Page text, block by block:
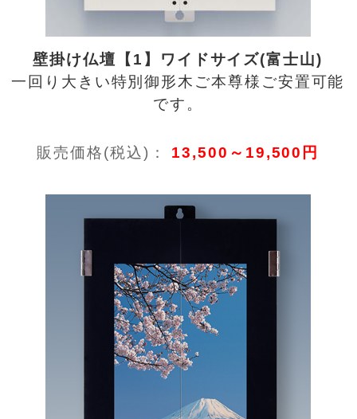
壁掛け仏壇【1】ワイドサイズ(富士山)
一回り大きい特別御形木ご本尊様ご安置可能
です。
販売価格(税込)： 13,500～19,500円